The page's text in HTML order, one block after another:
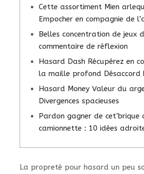
Cette assortiment Mien
Empocher en compagnie de
Belles concentration de jeux
commentaire de réflexion
Hasard Dash Récupérez en
la maille profond Désaccord
Hasard Money Valeur du
Divergences spacieuses
Pardon gagner de cet’brique
camionnette : 10 idées
La propreté pour hasard un peu